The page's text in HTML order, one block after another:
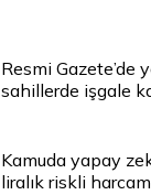
Resmi Gazete’de
sahillerde işgale
Kamuda yapay
liralık riskli